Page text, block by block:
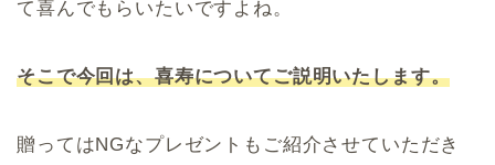
て喜んでもらいたいですよね。
そこで今回は、喜寿についてご説明いたします。
贈ってはNGなプレゼントもご紹介させていただき